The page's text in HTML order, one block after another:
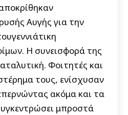
Αυγής για την
Η συνεισφορά της
Φοιτητές και
τους, ενίσχυσαν
ακόμα και τα
μπροστά